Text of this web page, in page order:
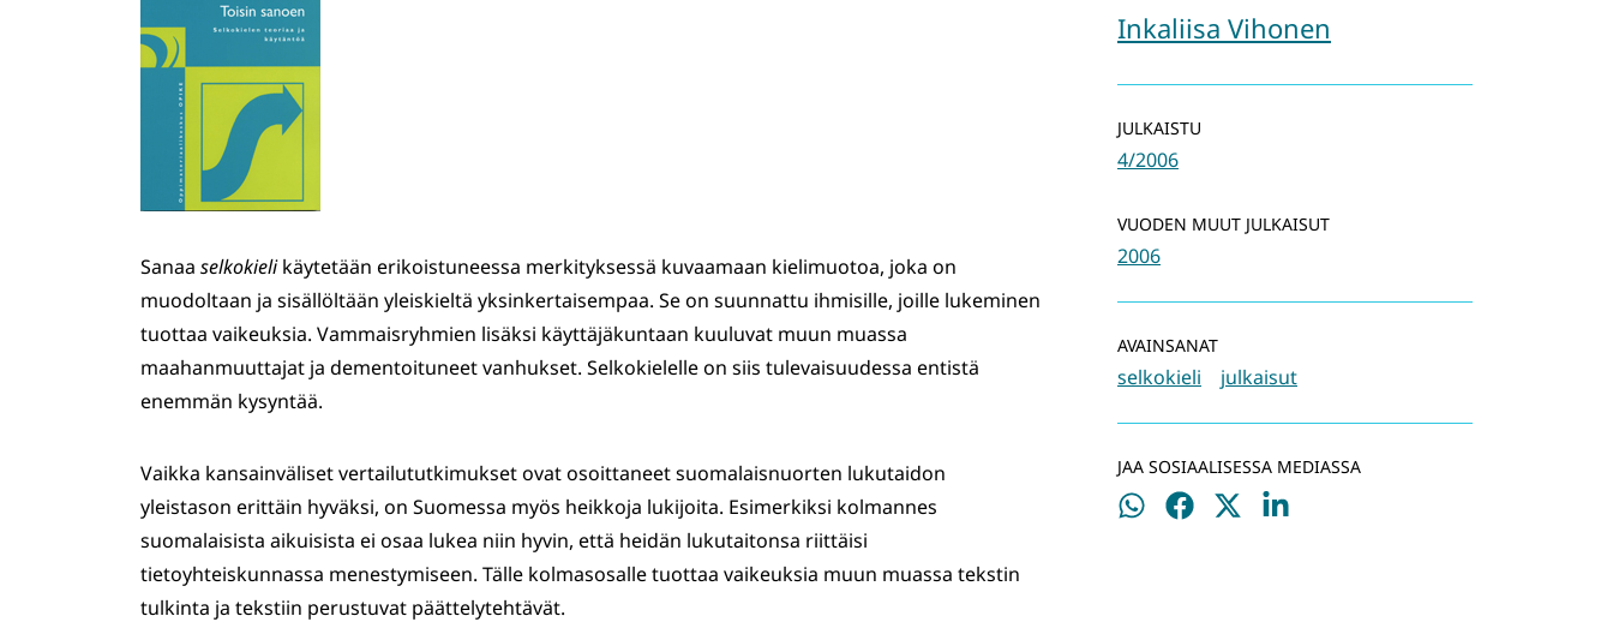
Inkaliisa Vihonen
JULKAISTU
4/2006
VUODEN MUUT JULKAISUT
2006
AVAINSANAT
selkokieli julkaisut
JAA SOSIAALISESSA MEDIASSA
Jaa
Jaa
Jaa
Jaa
Sanaa selkokielikäytetään erikoistuneessa merkityksessä kuvaamaan kielimuotoa, joka on
muodoltaan ja sisällöltään yleiskieltä yksinkertaisempaa. Se on suunnattu ihmisille, joille lukeminen
tuottaa vaikeuksia. Vammaisryhmien lisäksi käyttäjäkuntaan kuuluvat muun muassa
maahanmuuttajat ja dementoituneet vanhukset. Selkokielelle on siis tulevaisuudessa entistä
enemmän kysyntää.
Vaikka kansainväliset vertailututkimukset ovat osoittaneet suomalaisnuorten lukutaidon
yleistason erittäin hyväksi, on Suomessa myös heikkoja lukijoita. Esimerkiksi kolmannes
suomalaisista aikuisista ei osaa lukea niin hyvin, että heidän lukutaitonsa riittäisi
tietoyhteiskunnassa menestymiseen. Tälle kolmasosalle tuottaa vaikeuksia muun muassa tekstin
tulkinta ja tekstiin perustuvat päättelytehtävät.